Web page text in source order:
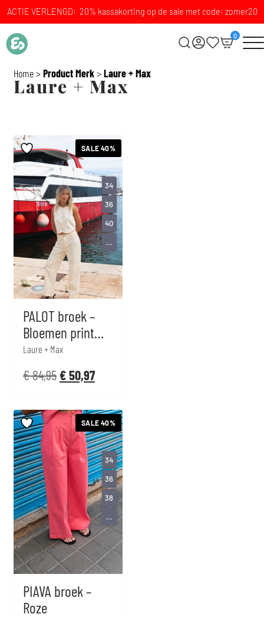
ACTIE VERLENGD: 20% kassakorting op de sale met code: zomer20
0
Home>Product Merk>Laure + Max
Laure + Max
SALE 40%
PALOT broek –
Bloemen print
multi
Laure + Max
€84,95€50,97
34
36
40
...
SALE 40%
PIAVA broek –
Roze
34
36
38
...